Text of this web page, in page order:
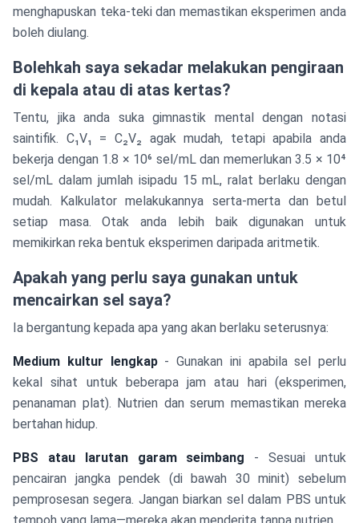
menghapuskan teka-teki dan memastikan eksperimen anda
boleh diulang.
Bolehkah saya sekadar melakukan pengiraan
di kepala atau di atas kertas?
Tentu, jika anda suka gimnastik mental dengan notasi
saintifik. C₁V₁ = C₂V₂ agak mudah, tetapi apabila anda
bekerja dengan 1.8 × 10⁶ sel/mL dan memerlukan 3.5 × 10⁴
sel/mL dalam jumlah isipadu 15 mL, ralat berlaku dengan
mudah. Kalkulator melakukannya serta-merta dan betul
setiap masa. Otak anda lebih baik digunakan untuk
memikirkan reka bentuk eksperimen daripada aritmetik.
Apakah yang perlu saya gunakan untuk
mencairkan sel saya?
Ia bergantung kepada apa yang akan berlaku seterusnya:
Medium kultur lengkap- Gunakan ini apabila sel perlu
kekal sihat untuk beberapa jam atau hari (eksperimen,
penanaman plat). Nutrien dan serum memastikan mereka
bertahan hidup.
PBS atau larutan garam seimbang - Sesuai untuk
pencairan jangka pendek (di bawah 30 minit) sebelum
pemprosesan segera. Jangan biarkan sel dalam PBS untuk